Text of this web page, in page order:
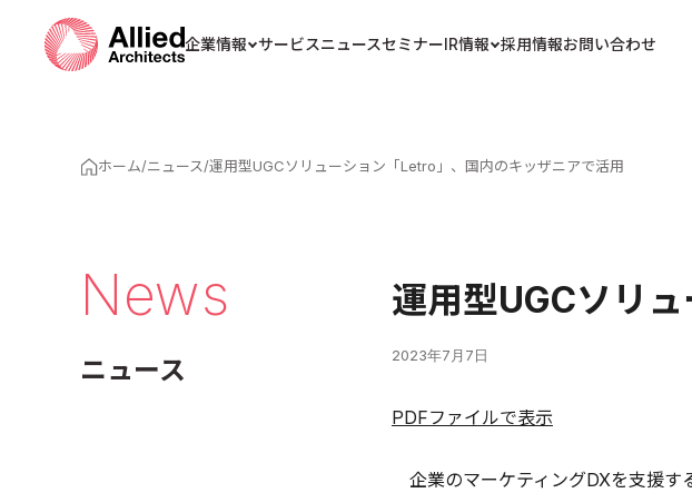
企業情報 サービスニュースセミナーIR情報 採用情報お問い合わせ
ホーム/ニュース/運用型UGCソリューション「Letro」、国内のキッザニアで活用
News
ニュース
運用型UGCソリ
2023年7月7日
PDFファイルで表示
企業のマーケティングDXを支援す